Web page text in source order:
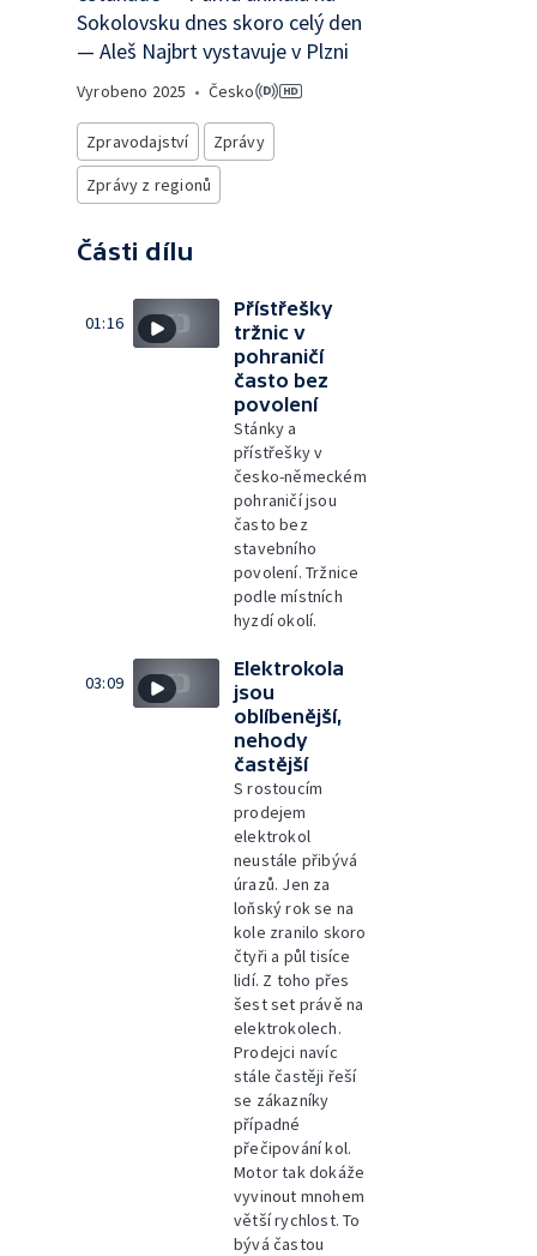
Sokolovsku dnes skoro celý den
— Aleš Najbrt vystavuje v Plzni
Vyrobeno 2025 • Česko
Zpravodajství
Zprávy
Zprávy z regionů
Části dílu
01:16
Přístřešky
tržnic v
pohraničí
často bez
povolení
Stánky a
přístřešky v
česko-německém
pohraničí jsou
často bez
stavebního
povolení. Tržnice
podle místních
hyzdí okolí.
03:09
Elektrokola
jsou
oblíbenější,
nehody
častější
S rostoucím
prodejem
elektrokol
neustále přibývá
úrazů. Jen za
loňský rok se na
kole zranilo skoro
čtyři a půl tisíce
lidí. Z toho přes
šest set právě na
elektrokolech.
Prodejci navíc
stále častěji řeší
se zákazníky
případné
přečipování kol.
Motor tak dokáže
vyvinout mnohem
větší rychlost. To
bývá častou